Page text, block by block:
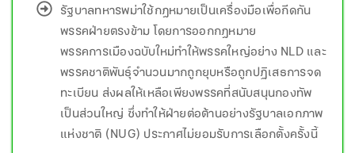
รัฐบาลทหารพม่าใช้กฎหมายเป็นเครื่องมือเพื่อกีดกัน
พรรคฝ่ายตรงข้าม โดยการออกกฎหมาย
พรรคการเมืองฉบับใหม่ทำให้พรรคใหญ่อย่าง NLD และ
พรรคชาติพันธุ์จำนวนมากถูกยุบหรือถูกปฏิเสธการจด
ทะเบียน ส่งผลให้เหลือเพียงพรรคที่สนับสนุนกองทัพ
เป็นส่วนใหญ่ ซึ่งทำให้ฝ่ายต่อต้านอย่างรัฐบาลเอกภาพ
แห่งชาติ (NUG) ประกาศไม่ยอมรับการเลือกตั้งครั้งนี้